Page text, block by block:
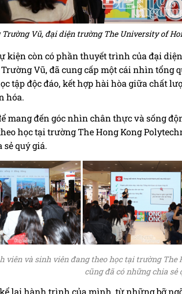
Trường Vũ, đại diện trường The University of
kiện còn có phần thuyết trình của đại
Trường Vũ, đã cung cấp một cái nhìn tổng
tập độc đáo, kết hợp hài hòa giữa chất
hóa.
mang đến góc nhìn chân thực và sống
học tại trường The Hong Kong
quý giá.
viên và sinh viên đang theo học tại trường
cũng đã có những chia sẻ